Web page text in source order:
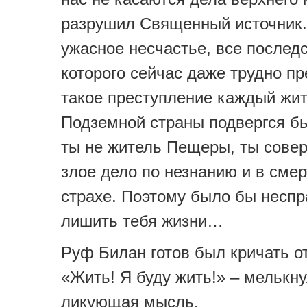
разрушил Священный
ужасное несчастье, все
которого сейчас даже трудно
такое преступление каждый
Подземной страны подвергся
ты не житель Пещеры, ты
злое дело по незнанию и в
страхе. Поэтому было бы
лишить тебя жизни…
Руф Билан готов был кричать
«Жить! Я буду жить!» –
ликующая мысль.